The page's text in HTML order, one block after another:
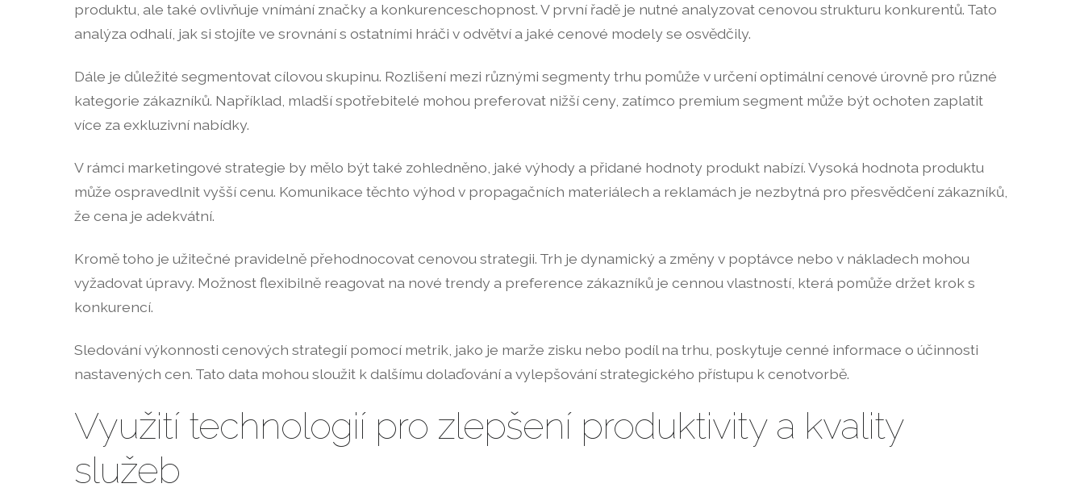
produktu, ale také ovlivňuje vnímání značky a konkurenceschopnost. V první řadě je nutné analyzovat cenovou strukturu konkurentů. Tato
analýza odhalí, jak si stojíte ve srovnání s ostatními hráči v odvětví a jaké cenové modely se osvědčily.
Dále je důležité segmentovat cílovou skupinu. Rozlišení mezi různými segmenty trhu pomůže v určení optimální cenové úrovně pro různé
kategorie zákazníků. Například, mladší spotřebitelé mohou preferovat nižší ceny, zatímco premium segment může být ochoten zaplatit
více za exkluzivní nabídky.
V rámci marketingové strategie by mělo být také zohledněno, jaké výhody a přidané hodnoty produkt nabízí. Vysoká hodnota produktu
může ospravedlnit vyšší cenu. Komunikace těchto výhod v propagačních materiálech a reklamách je nezbytná pro přesvědčení zákazníků,
že cena je adekvátní.
Kromě toho je užitečné pravidelně přehodnocovat cenovou strategii. Trh je dynamický a změny v poptávce nebo v nákladech mohou
vyžadovat úpravy. Možnost flexibilně reagovat na nové trendy a preference zákazníků je cennou vlastností, která pomůže držet krok s
konkurencí.
Sledování výkonnosti cenových strategií pomocí metrik, jako je marže zisku nebo podíl na trhu, poskytuje cenné informace o účinnosti
nastavených cen. Tato data mohou sloužit k dalšímu dolaďování a vylepšování strategického přístupu k cenotvorbě.
Využití technologií pro zlepšení produktivity a kvality
služeb